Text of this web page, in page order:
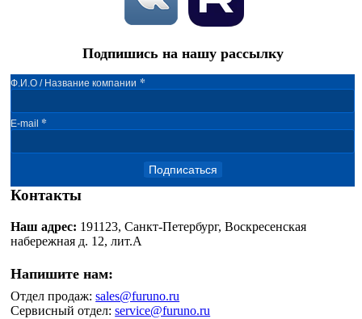
Подпишись на нашу рассылку
Ф.И.О / Название компании *
E-mail *
Подписаться
Контакты
Наш адрес: 191123, Санкт-Петербург, Воскресенская
набережная д. 12, лит.А
Напишите нам:
Отдел продаж:sales@furuno.ru
Сервисный отдел:service@furuno.ru